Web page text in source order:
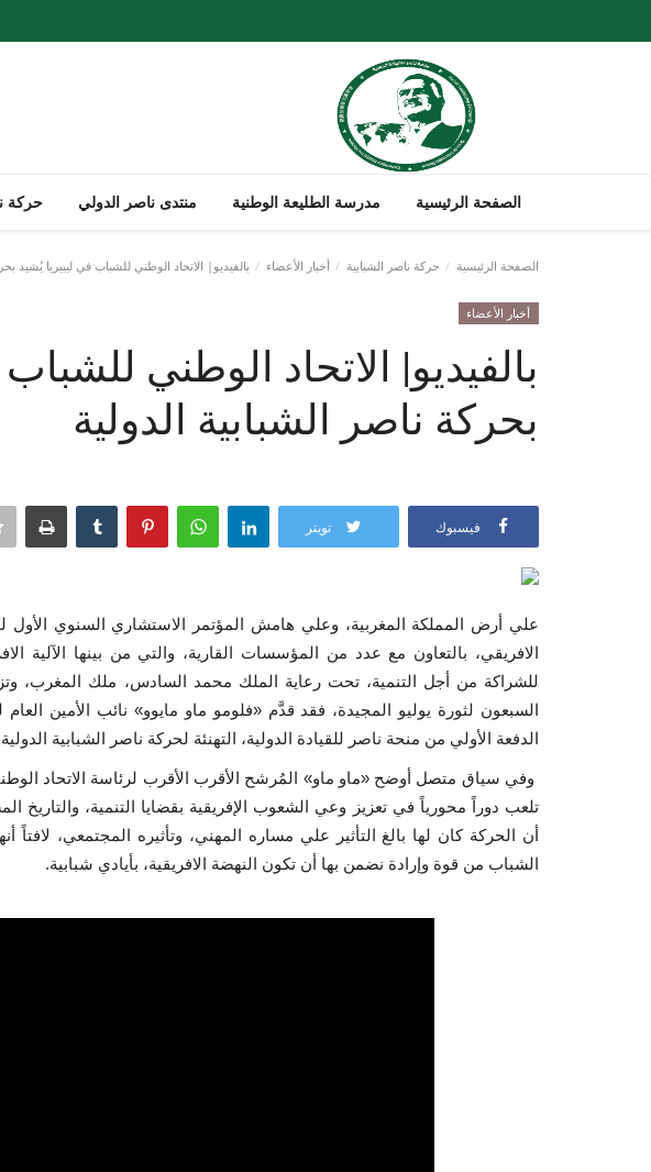
الصفحة الرئيسية مدرسة الطليعة الوطنية منتدى ناصر الدولي حركة
الصفحة الرئيسية حركة ناصر الشبابية أخبار الأعضاء بالفيديو| الاتحاد الوطني للشباب في ليبيريا يُشيد
أخبار الأعضاء
بالفيديو| الاتحاد الوطني
بحركة ناصر الشبابية الدولية
فيسبوك تويتر
علي أرض المملكة المغربية، وعلي هامش المؤتمر الاستشاري السنوي الأول
الافريقي، بالتعاون مع عدد من المؤسسات القارية، والتي من بينها الآلية
للشراكة من أجل التنمية، تحت رعاية الملك محمد السادس، ملك المغرب،
السبعون لثورة يوليو المجيدة، فقد قدَّم «فلومو ماو مايوو» نائب الأمين
الدفعة الأولي من منحة ناصر للقيادة الدولية، التهنئة لحركة ناصر الشبابية
وفي سياق متصل أوضح «ماو ماو» المُرشح الأقرب الأقرب لرئاسة الاتحاد الوطني
تلعب دوراً محورياً في تعزيز وعي الشعوب الإفريقية بقضايا التنمية، والتاريخ
أن الحركة كان لها بالغ التأثير علي مساره المهني، وتأثيره المجتمعي،
الشباب من قوة وإرادة نضمن بها أن تكون النهضة الافريقية، بأيادي شبابية.